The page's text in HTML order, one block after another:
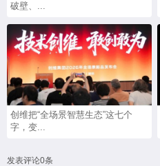
破壁、...
创维把“全场景智慧生态”这七个
字，变...
发表评论0条